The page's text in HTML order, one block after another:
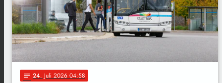
notes 24. Juli 2026 04:58